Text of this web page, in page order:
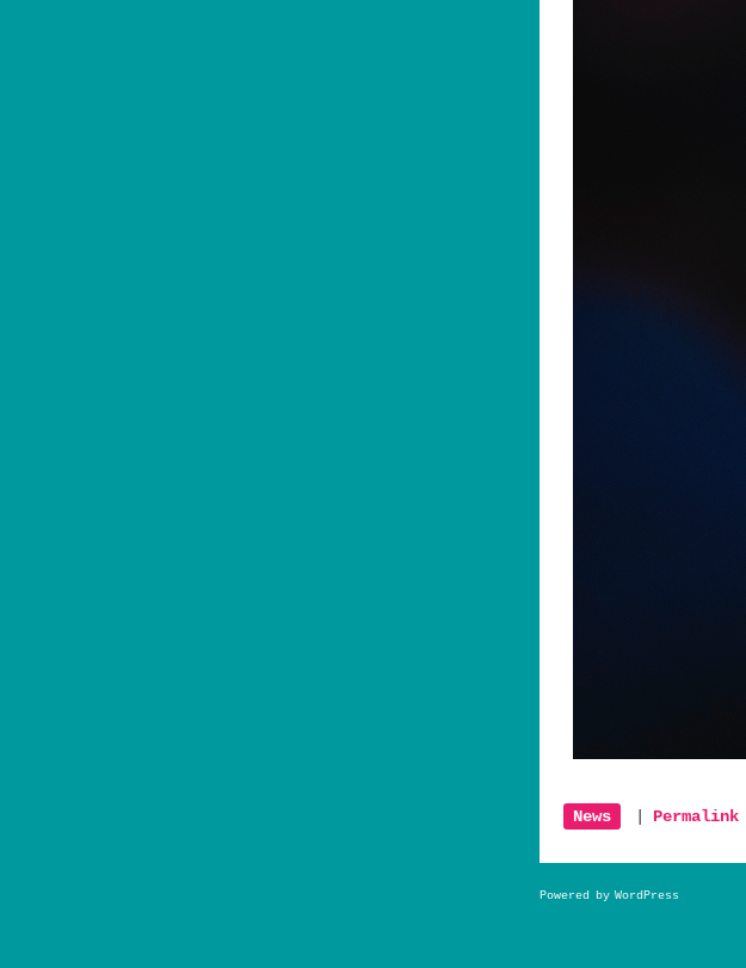
News Permalink
Powered by WordPress